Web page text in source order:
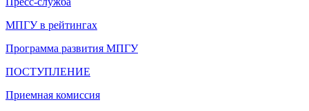
МПГУ в рейтингах
Программа развития МПГУ
ПОСТУПЛЕНИЕ
Приемная комиссия